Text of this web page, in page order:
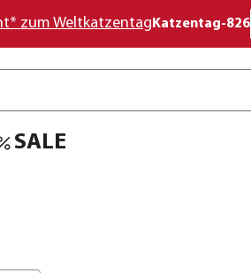
zum Weltkatzentag Katzentag-826
SALE